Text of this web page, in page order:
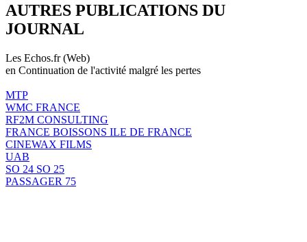
AUTRES PUBLICATIONS DU
JOURNAL
Les Echos.fr (Web)
en Continuation de l'activité malgré les pertes
MTP
WMC FRANCE
RF2M CONSULTING
FRANCE BOISSONS ILE DE FRANCE
CINEWAX FILMS
UAB
SO 24 SO 25
PASSAGER 75